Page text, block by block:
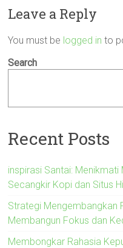
Leave a Reply
You must be logged in to
Search
Recent Posts
inspirasi Santai:
Secangkir Kopi dan Situs
Strategi Mengembangkan
Membangun Fokus dan
Membongkar Rahasia